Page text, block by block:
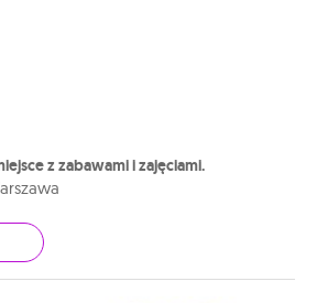
z zabawami i zajęciami.